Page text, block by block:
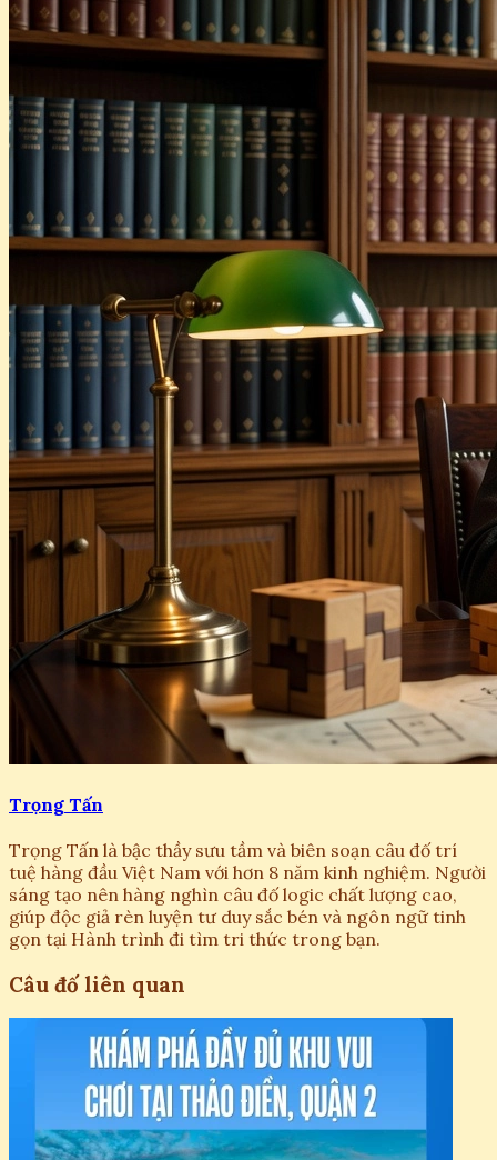
Trọng Tấn
Trọng Tấn là bậc thầy sưu tầm và biên soạn câu đố trí
tuệ hàng đầu Việt Nam với hơn 8 năm kinh nghiệm. Người
sáng tạo nên hàng nghìn câu đố logic chất lượng cao,
giúp độc giả rèn luyện tư duy sắc bén và ngôn ngữ tinh
gọn tại Hành trình đi tìm tri thức trong bạn.
Câu đố liên quan